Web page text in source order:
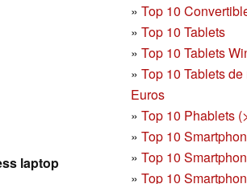
» Top 10
» Top 10 Tablets
» Top 10 Tablets
» Top 10 Tablets
Euros
» Top 10 Phablets
» Top 10
» Top 10
» Top 10
laptop